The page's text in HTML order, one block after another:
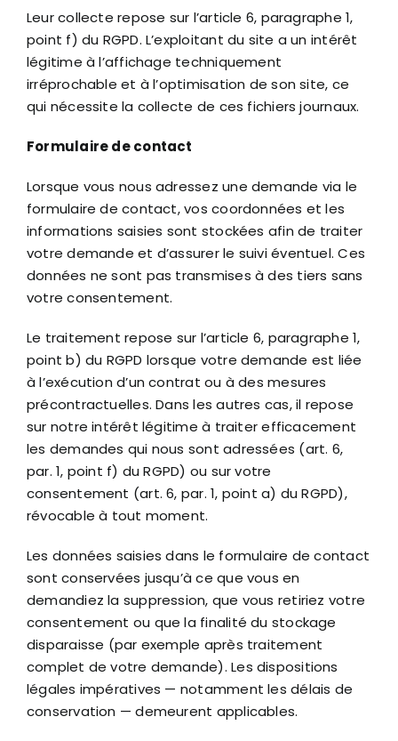
Leur collecte repose sur l’article 6, paragraphe 1,
point f) du RGPD. L’exploitant du site a un intérêt
légitime à l’affichage techniquement
irréprochable et à l’optimisation de son site, ce
qui nécessite la collecte de ces fichiers journaux.
Formulaire de contact
Lorsque vous nous adressez une demande via le
formulaire de contact, vos coordonnées et les
informations saisies sont stockées afin de traiter
votre demande et d’assurer le suivi éventuel. Ces
données ne sont pas transmises à des tiers sans
votre consentement.
Le traitement repose sur l’article 6, paragraphe 1,
point b) du RGPD lorsque votre demande est liée
à l’exécution d’un contrat ou à des mesures
précontractuelles. Dans les autres cas, il repose
sur notre intérêt légitime à traiter efficacement
les demandes qui nous sont adressées (art. 6,
par. 1, point f) du RGPD) ou sur votre
consentement (art. 6, par. 1, point a) du RGPD),
révocable à tout moment.
Les données saisies dans le formulaire de contact
sont conservées jusqu’à ce que vous en
demandiez la suppression, que vous retiriez votre
consentement ou que la finalité du stockage
disparaisse (par exemple après traitement
complet de votre demande). Les dispositions
légales impératives — notamment les délais de
conservation — demeurent applicables.